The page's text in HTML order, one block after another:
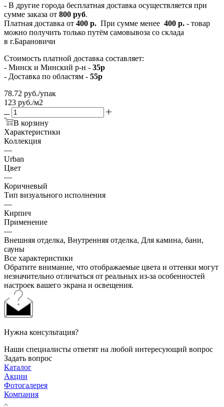
- В другие города бесплатная доставка осуществляется при
сумме заказа от 800 руб.
Платная доставка от 400 р. При сумме менее 400 р. - товар
можно получить только путём самовывоза со склада
в г.Барановичи
Стоимость платной доставка составляет:
- Минск и Минский р-н - 35р
- Доставка по областям - 55р
78.72 руб./упак
123 руб./м2
В корзину
Характеристики
Коллекция
—
Urban
Цвет
—
Коричневый
Тип визуального исполнения
—
Кирпич
Применение
—
Внешняя отделка, Внутренняя отделка, Для камина, бани,
сауны
Все характеристики
Обратите внимание, что отображаемые цвета и оттенки могут
незначительно отличаться от реальных из-за особенностей
настроек вашего экрана и освещения.
Нужна консультация?
Наши специалисты ответят на любой интересующий вопрос
Задать вопрос
Каталог
Акции
Фотогалерея
Компания